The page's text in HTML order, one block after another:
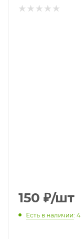
150 ₽/шт
Есть в наличии: 4